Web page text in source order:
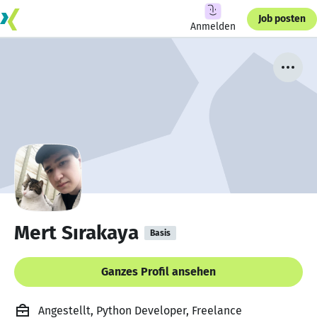
Anmelden
Job posten
Mert Sırakaya Basis
Ganzes Profil ansehen
Angestellt, Python Developer, Freelance